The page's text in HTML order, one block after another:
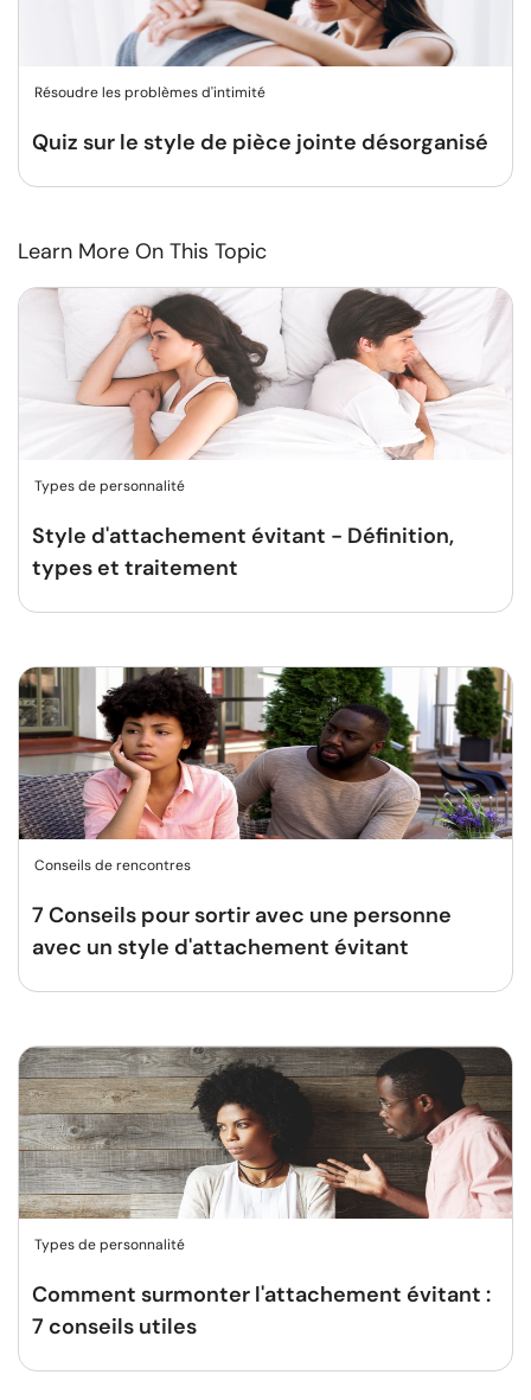
Résoudre les problèmes d'intimité
Quiz sur le style de pièce jointe désorganisé
Learn More On This Topic
Types de personnalité
Style d'attachement évitant - Définition,
types et traitement
Conseils de rencontres
7 Conseils pour sortir avec une personne
avec un style d'attachement évitant
Types de personnalité
Comment surmonter l'attachement évitant :
7 conseils utiles